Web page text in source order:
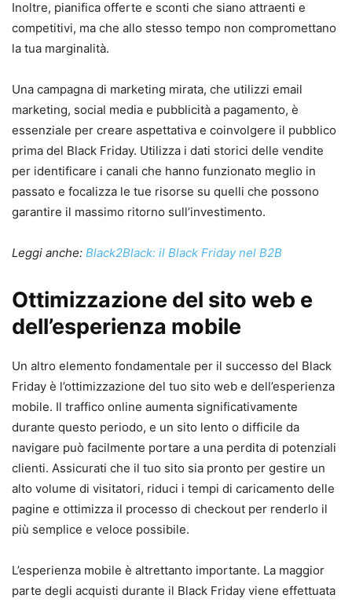
Inoltre, pianifica offerte e sconti che siano attraenti e
competitivi, ma che allo stesso tempo non compromettano
la tua marginalità.
Una campagna di marketing mirata, che utilizzi email
marketing, social media e pubblicità a pagamento, è
essenziale per creare aspettativa e coinvolgere il pubblico
prima del Black Friday. Utilizza i dati storici delle vendite
per identificare i canali che hanno funzionato meglio in
passato e focalizza le tue risorse su quelli che possono
garantire il massimo ritorno sull’investimento.
Leggi anche: Black2Black: il Black Friday nel B2B
Ottimizzazione del sito web e
dell’esperienza mobile
Un altro elemento fondamentale per il successo del Black
Friday è l’ottimizzazione del tuo sito web e dell’esperienza
mobile. Il traffico online aumenta significativamente
durante questo periodo, e un sito lento o difficile da
navigare può facilmente portare a una perdita di potenziali
clienti. Assicurati che il tuo sito sia pronto per gestire un
alto volume di visitatori, riduci i tempi di caricamento delle
pagine e ottimizza il processo di checkout per renderlo il
più semplice e veloce possibile.
L’esperienza mobile è altrettanto importante. La maggior
parte degli acquisti durante il Black Friday viene effettuata